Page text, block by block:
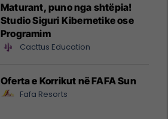
Maturant, puno nga shtëpia!
Studio Siguri Kibernetike ose
Programim
Cacttus Education
Oferta e Korrikut në FAFA Sun
Fafa Resorts